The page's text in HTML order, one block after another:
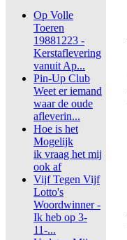
Op Volle
Toeren
19881223 -
Kerstaflevering
vanuit Ap...
Pin-Up Club
Weet er iemand
waar de oude
afleverin...
Hoe is het
Mogelijk
ik vraag het mij
ook af
Vijf Tegen Vijf
Lotto's
Woordwinner -
Ik heb op 3-
11-...